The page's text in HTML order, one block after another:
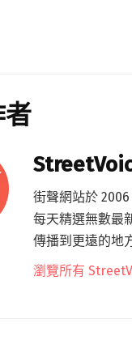
街聲網站於
每天精選無數最
傳播到更遠的地
瀏覽所有